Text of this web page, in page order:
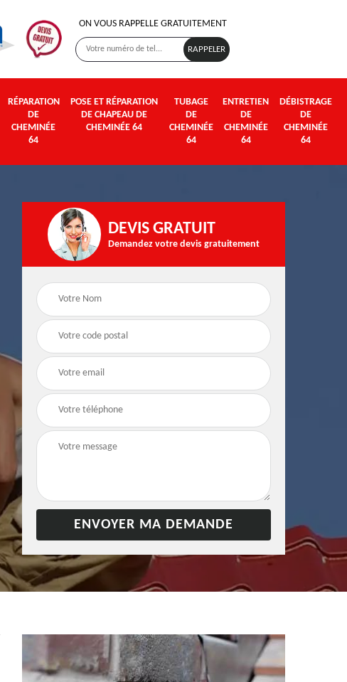
ON VOUS RAPPELLE GRATUITEMENT
RÉPARATION
DE
CHEMINÉE
64
POSE ET RÉPARATION
DE CHAPEAU DE
CHEMINÉE 64
TUBAGE
DE
CHEMINÉE
64
ENTRETIEN
DE
CHEMINÉE
64
DÉBISTRAGE
DE
CHEMINÉE
64
Poseur et pose de
poêle à bois et
DEVIS GRATUIT
Demandez votre devis gratuitement